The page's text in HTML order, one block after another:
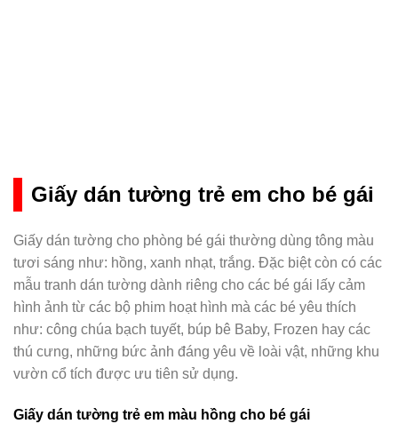
Giấy dán tường trẻ em cho bé gái
Giấy dán tường cho phòng bé gái thường dùng tông màu
tươi sáng như: hồng, xanh nhạt, trắng. Đặc biệt còn có các
mẫu tranh dán tường dành riêng cho các bé gái lấy cảm
hình ảnh từ các bộ phim hoạt hình mà các bé yêu thích
như: công chúa bạch tuyết, búp bê Baby, Frozen hay các
thú cưng, những bức ảnh đáng yêu về loài vật, những khu
vườn cổ tích được ưu tiên sử dụng.
Giấy dán tường trẻ em màu hồng cho bé gái